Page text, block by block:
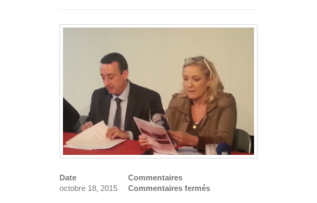
Date
octobre 18, 2015
Commentaires
Commentaires fermés